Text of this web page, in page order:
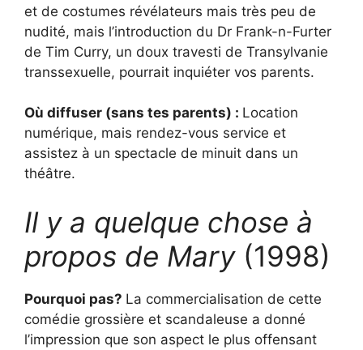
et de costumes révélateurs mais très peu de
nudité, mais l’introduction du Dr Frank-n-Furter
de Tim Curry, un doux travesti de Transylvanie
transsexuelle, pourrait inquiéter vos parents.
Où diffuser (sans tes parents) : Location
numérique, mais rendez-vous service et
assistez à un spectacle de minuit dans un
théâtre.
Il y a quelque chose à
propos de Mary(1998)
Pourquoi pas? La commercialisation de cette
comédie grossière et scandaleuse a donné
l’impression que son aspect le plus offensant